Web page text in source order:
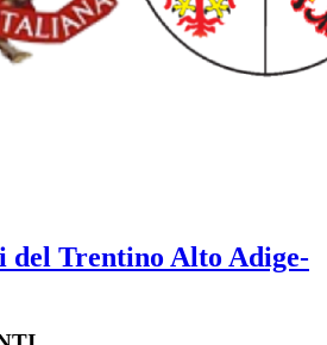
Trentino Alto Adige-